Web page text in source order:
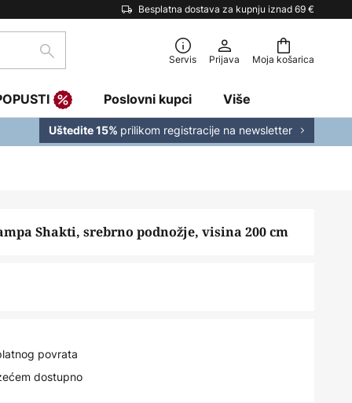
Besplatna dostava za kupnju iznad 69 €
Moja košarica
traži Servis Prijava
Poslovni kupci Više
Uštedite 15% prilikom registracije na newsletter
Shakti, srebrno podnožje, visina 200 cm
povrata
dostupno